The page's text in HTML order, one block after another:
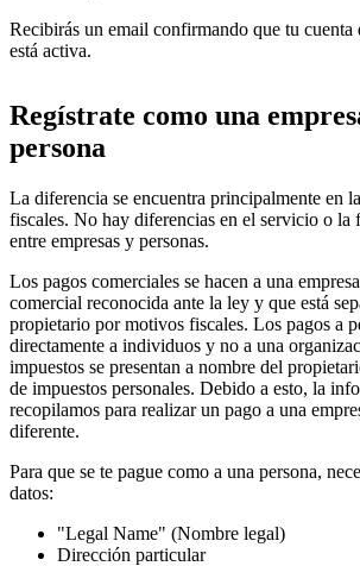
Recibirás un email confirmando que tu cuenta
está activa.
Regístrate como una
persona
La diferencia se encuentra principalmente en
fiscales. No hay diferencias en el servicio o la
entre empresas y personas.
Los pagos comerciales se hacen a una
comercial reconocida ante la ley y que está
propietario por motivos fiscales. Los pagos a
directamente a individuos y no a una
impuestos se presentan a nombre del
de impuestos personales. Debido a esto, la
recopilamos para realizar un pago a una
diferente.
Para que se te pague como a una persona,
datos:
"Legal Name" (Nombre legal)
Dirección particular